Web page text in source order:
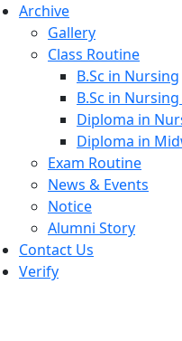
Archive
Gallery
Class Routine
B.Sc in Nursing
B.Sc in
Diploma in
Diploma in
Exam Routine
News & Events
Notice
Alumni Story
Contact Us
Verify